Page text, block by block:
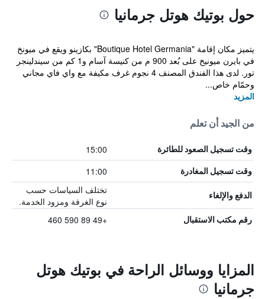
حول بوتيك هوتل جرمانيا
يتميز مكان إقامة "Boutique Hotel Germania" بكازينو ويقع في ميونخ
في بايرن ميونيخ على بُعد 900 م من كنيسة آسام و1 كم من سيندلينجر
تور. لدى هذا الفندق المصنف 4 نجوم غرف مكيفة مع واي فاي مجاني
وحمّام خاص...
المزيد
من الجيد أن تعلم
وقت تسجيل الصعود للطائرة 15:00
وقت تسجيل المغادرة 11:00
الدفع والإلغاء
تختلف السياسات حسب
نوع الغرفة ومزود الخدمة.
رقم مكتب الاستقبال +49 89 590 460
المزايا ووسائل الراحة في بوتيك هوتل
جرمانيا